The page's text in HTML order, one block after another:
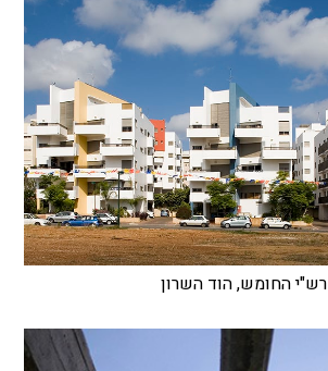
רש"י החומש, הוד השרון